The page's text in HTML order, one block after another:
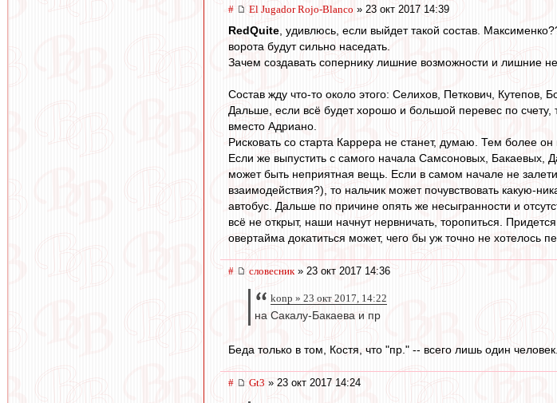
# El Jugador Rojo-Blanco » 23 окт 2017 14:39
RedQuite , удивлюсь, если выйдет такой состав.
ворота будут сильно наседать.
Зачем создавать сопернику лишние возможности и лишние
Состав жду что-то около этого: Селихов, Петкович,
Дальше, если всё будет хорошо и большой перевес по
вместо Адриано.
Рисковать со старта Каррера не станет, думаю. Тем более
Если же выпустить с самого начала Самсоновых, Бакаевых,
может быть неприятная вещь. Если в самом начале не
взаимодействия?), то нальчик может почувствовать какую-
автобус. Дальше по причине опять же несыгранности и
всё не открыт, наши начнут нервничать, торопиться.
овертайма докатиться может, чего бы уж точно не хотелось
# словесник » 23 окт 2017 14:36
konp » 23 окт 2017, 14:22
на Сакалу-Бакаева и пр
Беда только в том, Костя, что "пр." -- всего лишь один
# Gt3 » 23 окт 2017 14:24